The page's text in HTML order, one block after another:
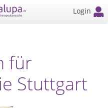
Login
für
Stuttgart